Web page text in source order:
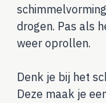
drogen. Pas als
weer oprollen.
Denk je bij het
Deze maak je